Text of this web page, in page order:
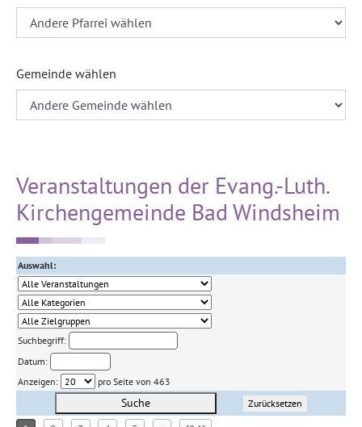
Gemeinde wählen
Veranstaltungen der Evang.-Luth.
Kirchengemeinde Bad Windsheim
Auswahl:
Suchbegriff:
Datum:
Anzeigen:
pro Seite von 463
Suche Zurücksetzen